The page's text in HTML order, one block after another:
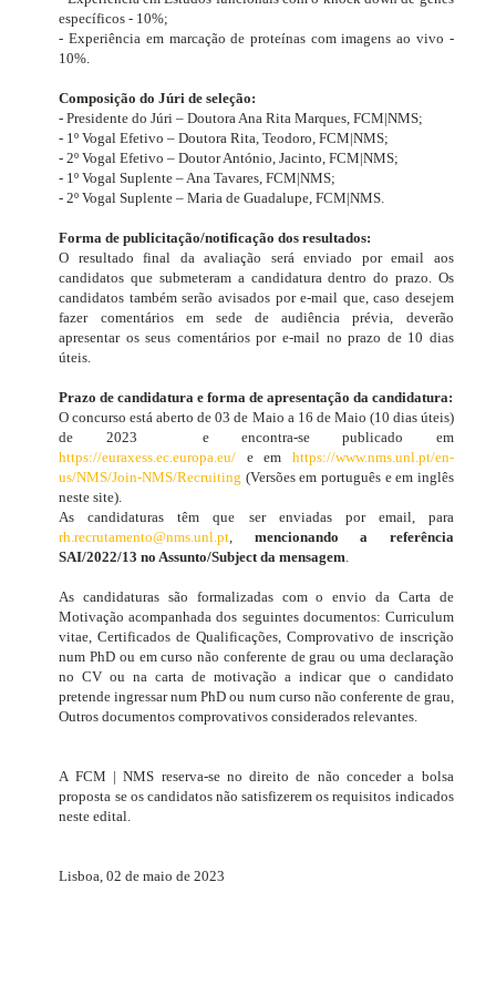
específicos - 10%;
- Experiência em marcação de proteínas com imagens ao vivo -
10%.
Composição do Júri de seleção:
- Presidente do Júri – Doutora Ana Rita Marques, FCM|NMS;
- 1º Vogal Efetivo – Doutora Rita, Teodoro, FCM|NMS;
- 2º Vogal Efetivo – Doutor António, Jacinto, FCM|NMS;
- 1º Vogal Suplente – Ana Tavares, FCM|NMS;
- 2º Vogal Suplente –Maria deGuadalupe, FCM|NMS.
Forma de publicitação/notificação dos resultados:
O resultado final da avaliação será enviado por email aos
candidatos que submeteram a candidatura dentro do prazo. Os
candidatos também serão avisados ​​por e-mail que, caso desejem
fazer comentários em sede de audiência prévia, deverão
apresentar os seus comentários por e-mail no prazo de 10 dias
úteis.
Prazo de candidatura e forma de apresentação da candidatura:
O concurso está aberto de 03 de Maio a 16 de Maio (10 dias úteis)
de 2023
e encontra-se publicado em
https://euraxess.ec.europa.eu/ e em https://www.nms.unl.pt/en-
us/NMS/Join-NMS/Recruiting (Versões em português e em inglês
neste site).
As candidaturas têm que ser enviadas por email, para
rh.recrutamento@nms.unl.pt, mencionando a referência
SAI/2022/13 no Assunto/Subject da mensagem.
As candidaturas são formalizadas com o envio da Carta de
Motivação acompanhada dos seguintes documentos: Curriculum
vitae, Certificados de Qualificações, Comprovativo de inscrição
num PhD ou em curso não conferente de grau ou uma declaração
no CV ou na carta de motivação a indicar que o candidato
pretende ingressar num PhD ou num curso não conferente de grau,
Outros documentos comprovativos considerados relevantes.
A FCM | NMS reserva-se no direito de não conceder a bolsa
proposta se os candidatos não satisfizerem os requisitos indicados
neste edital.
Lisboa, 02 de maio de 2023